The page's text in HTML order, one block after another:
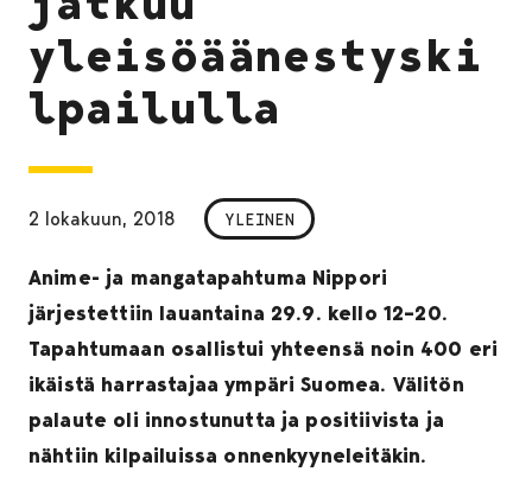
yleisöäänestyski
lpailulla
2 lokakuun, 2018 YLEINEN
Anime- ja mangatapahtuma Nippori
järjestettiin lauantaina 29.9. kello 12–20.
Tapahtumaan osallistui yhteensä noin 400 eri
ikäistä harrastajaa ympäri Suomea. Välitön
palaute oli innostunutta ja positiivista ja
nähtiin kilpailuissa onnenkyyneleitäkin.